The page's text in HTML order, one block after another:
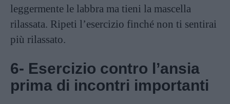
leggermente le labbra ma tieni la mascella
rilassata. Ripeti l’esercizio finché non ti sentirai
più rilassato.
6- Esercizio contro l’ansia
prima di incontri importanti